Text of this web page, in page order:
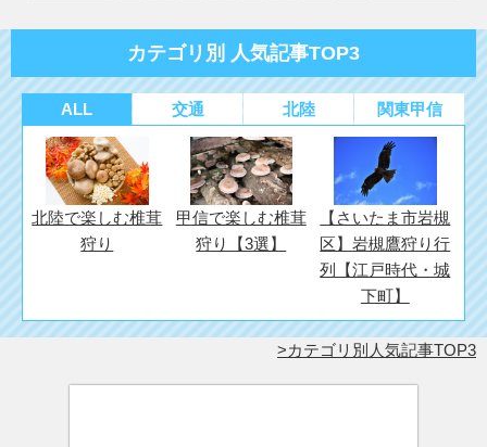
カテゴリ別 人気記事TOP3
ALL 交通 北陸 関東甲信
北陸で楽しむ椎茸
狩り
甲信で楽しむ椎茸
狩り【3選】
【さいたま市岩槻
区】岩槻鷹狩り行
列【江戸時代・城
下町】
カテゴリ別人気記事TOP3